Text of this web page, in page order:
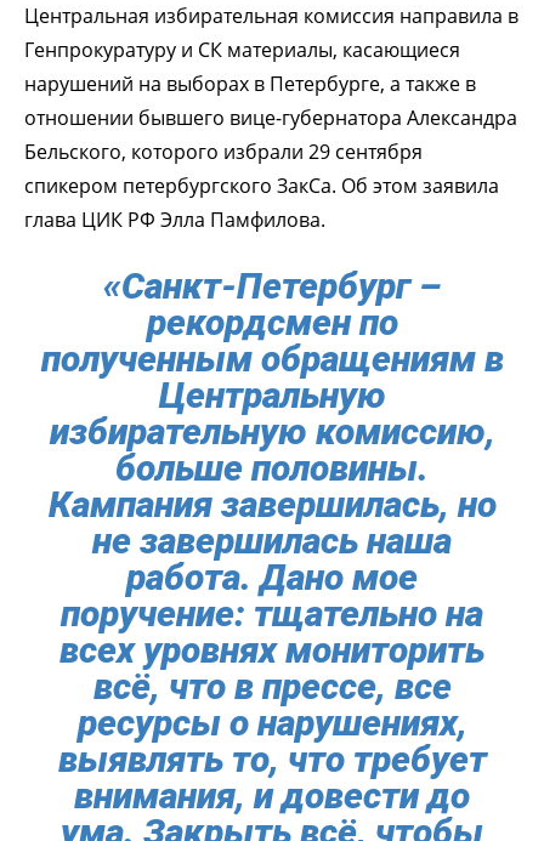
Центральная избирательная комиссия направила в
Генпрокуратуру и СК материалы, касающиеся
нарушений на выборах в Петербурге, а также в
отношении бывшего вице-губернатора Александра
Бельского, которого избрали 29 сентября
спикером петербургского ЗакСа. Об этом заявила
глава ЦИК РФ Элла Памфилова.
«Санкт-Петербург –
рекордсмен по
полученным обращениям в
Центральную
избирательную комиссию,
больше половины.
Кампания завершилась, но
не завершилась наша
работа. Дано мое
поручение: тщательно на
всех уровнях мониторить
всё, что в прессе, все
ресурсы о нарушениях,
выявлять то, что требует
внимания, и довести до
ума. Закрыть всё, чтобы